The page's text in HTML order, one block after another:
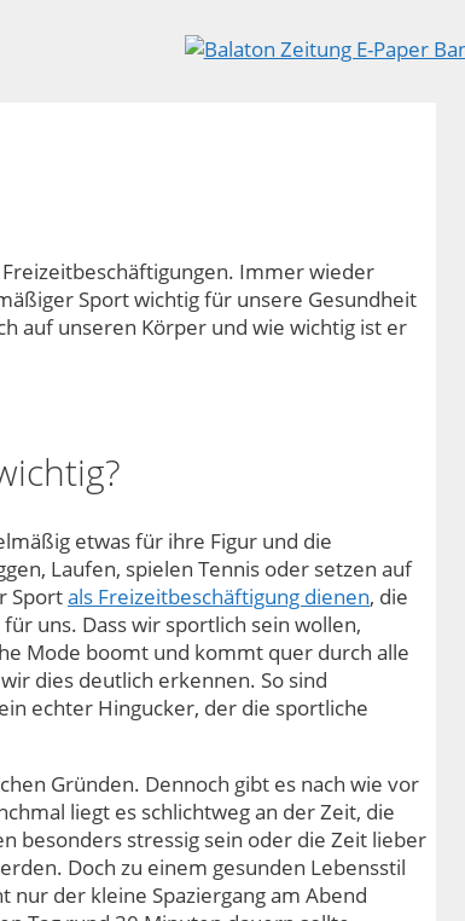
Immer wieder
Sport wichtig für unsere Gesundheit
auf unseren Körper und wie wichtig ist er
etwas für ihre Figur und die
Laufen, spielen Tennis oder setzen auf
Sportals Freizeitbeschäftigung dienen, die
uns. Dass wir sportlich sein wollen,
Mode boomt und kommt quer durch alle
dies deutlich erkennen. So sind
ein echter Hingucker, der die sportliche
Gründen. Dennoch gibt es nach wie vor
liegt es schlichtweg an der Zeit, die
besonders stressig sein oder die Zeit lieber
Doch zu einem gesunden Lebensstil
nur der kleine Spaziergang am Abend